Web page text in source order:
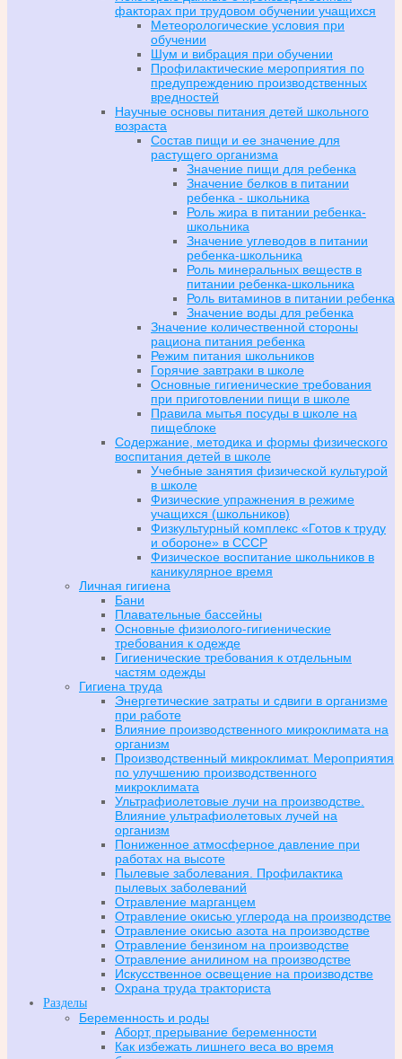
факторах при трудовом обучении учащихся
Метеорологические условия при
обучении
Шум и вибрация при обучении
Профилактические мероприятия по
предупреждению производственных
вредностей
Научные основы питания детей школьного
возраста
Состав пищи и ее значение для
растущего организма
Значение пищи для ребенка
Значение белков в питании
ребенка - школьника
Роль жира в питании ребенка-
школьника
Значение углеводов в питании
ребенка-школьника
Роль минеральных веществ в
питании ребенка-школьника
Роль витаминов в питании ребенка
Значение воды для ребенка
Значение количественной стороны
рациона питания ребенка
Режим питания школьников
Горячие завтраки в школе
Основные гигиенические требования
при приготовлении пищи в школе
Правила мытья посуды в школе на
пищеблоке
Содержание, методика и формы физического
воспитания детей в школе
Учебные занятия физической культурой
в школе
Физические упражнения в режиме
учащихся (школьников)
Физкультурный комплекс «Готов к труду
и обороне» в СССР
Физическое воспитание школьников в
каникулярное время
Личная гигиена
Бани
Плавательные бассейны
Основные физиолого-гигиенические
требования к одежде
Гигиенические требования к отдельным
частям одежды
Гигиена труда
Энергетические затраты и сдвиги в организме
при работе
Влияние производственного микроклимата на
организм
Производственный микроклимат. Мероприятия
по улучшению производственного
микроклимата
Ультрафиолетовые лучи на производстве.
Влияние ультрафиолетовых лучей на
организм
Пониженное атмосферное давление при
работах на высоте
Пылевые заболевания. Профилактика
пылевых заболеваний
Отравление марганцем
Отравление окисью углерода на производстве
Отравление окисью азота на производстве
Отравление бензином на производстве
Отравление анилином на производстве
Искусственное освещение на производстве
Охрана труда тракториста
Разделы
Беременность и роды
Аборт, прерывание беременности
Как избежать лишнего веса во время